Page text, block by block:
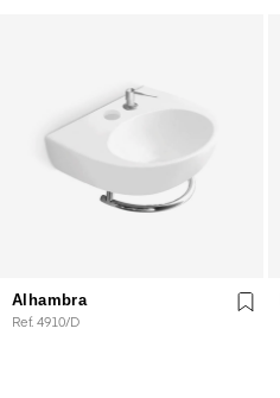
Alhambra
Ref. 4910/D